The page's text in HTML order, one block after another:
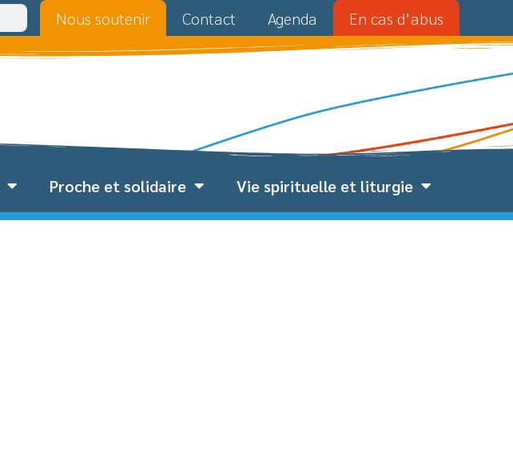
Nous soutenir Contact Agenda En cas d’abus
Proche et solidaire Vie spirituelle et liturgie